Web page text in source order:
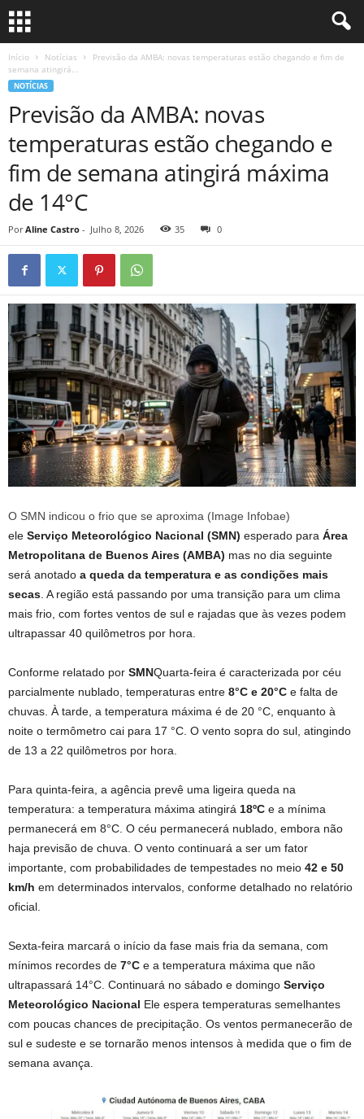
Início Notícias
Previsão da AMBA: novas temperaturas estão chegando e fim de
semana atingirá...
NOTÍCIAS
Previsão da AMBA: novas
temperaturas estão chegando e
fim de semana atingirá máxima
de 14°C
Por Aline Castro - Julho 8, 2026 35 0
O SMN indicou o frio que se aproxima (Image Infobae)
ele Serviço Meteorológico Nacional (SMN) esperado para Área
Metropolitana de Buenos Aires (AMBA) mas no dia seguinte
será anotado a queda da temperatura e as condições mais
secas . A região está passando por uma transição para um clima
mais frio, com fortes ventos de sul e rajadas que às vezes podem
ultrapassar 40 quilômetros por hora.
Conforme relatado por SMNQuarta-feira é caracterizada por céu
parcialmente nublado, temperaturas entre 8°C e 20°C e falta de
chuvas. À tarde, a temperatura máxima é de 20 °C, enquanto à
noite o termômetro cai para 17 °C. O vento sopra do sul, atingindo
de 13 a 22 quilômetros por hora.
Para quinta-feira, a agência prevê uma ligeira queda na
temperatura: a temperatura máxima atingirá 18ºC e a mínima
permanecerá em 8°C. O céu permanecerá nublado, embora não
haja previsão de chuva. O vento continuará a ser um fator
importante, com probabilidades de tempestades no meio 42 e 50
km/h em determinados intervalos, conforme detalhado no relatório
oficial.
Sexta-feira marcará o início da fase mais fria da semana, com
mínimos recordes de 7°C e a temperatura máxima que não
ultrapassará 14°C. Continuará no sábado e domingo Serviço
Meteorológico Nacional Ele espera temperaturas semelhantes
com poucas chances de precipitação. Os ventos permanecerão de
sul e sudeste e se tornarão menos intensos à medida que o fim de
semana avança.